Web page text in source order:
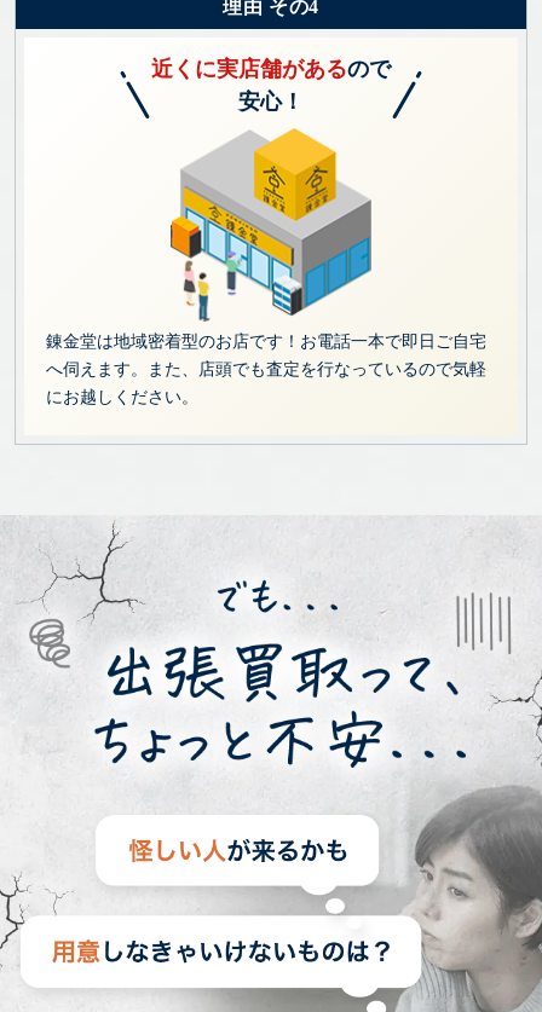
理由 その4
近くに実店舗があるので
安心！
錬金堂は地域密着型のお店です！お電話一本で即日ご自宅
へ伺えます。また、店頭でも査定を行なっているので気軽
にお越しください。